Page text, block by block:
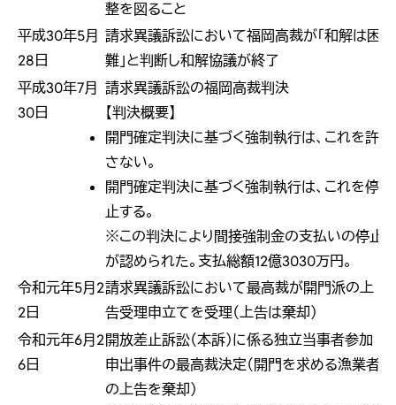
整を図ること
平成30年5月
28日
請求異議訴訟において福岡高裁が「和解は困
難」と判断し和解協議が終了
平成30年7月
30日
請求異議訴訟の福岡高裁判決
【判決概要】
開門確定判決に基づく強制執行は、これを許
さない。
開門確定判決に基づく強制執行は、これを停
止する。
※この判決により間接強制金の支払いの停止
が認められた。支払総額12億3030万円。
令和元年5月2
2日
請求異議訴訟において最高裁が開門派の上
告受理申立てを受理（上告は棄却）
令和元年6月2
6日
開放差止訴訟（本訴）に係る独立当事者参加
申出事件の最高裁決定（開門を求める漁業者
の上告を棄却）